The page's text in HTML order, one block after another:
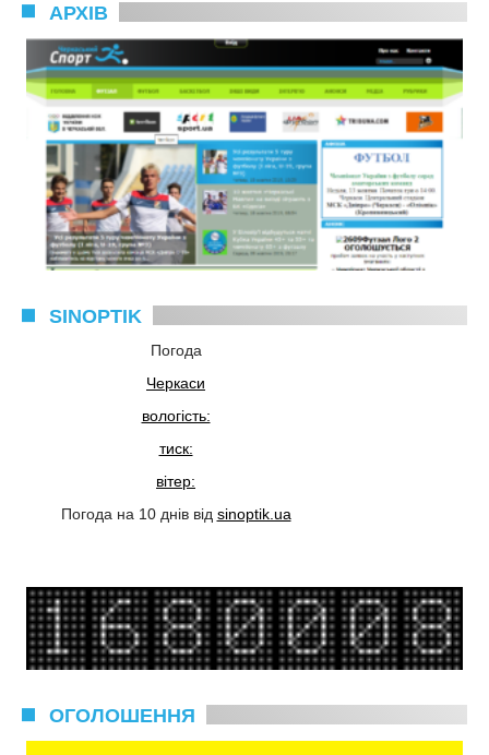
АРХІВ
SINOPTIK
Погода
Черкаси
вологість:
тиск:
вітер:
Погода на 10 днів від sinoptik.ua
ОГОЛОШЕННЯ